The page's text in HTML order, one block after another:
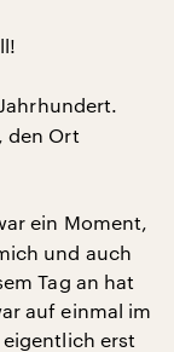
den Ort
ein Moment,
und auch
Tag an hat
auf einmal im
erst